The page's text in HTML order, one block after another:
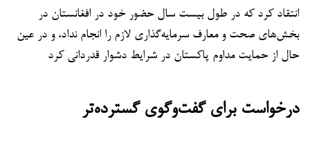
انتقاد کرد که در طول بیست سال حضور خود در افغانستان در
بخش‌های صحت و معارف سرمایه‌گذاری لازم را انجام نداد، و در عین
حال از حمایت مداوم پاکستان در شرایط دشوار قدردانی کرد
درخواست برای گفت‌وگوی گسترده‌تر